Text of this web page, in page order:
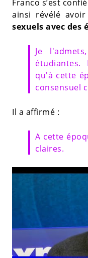
Franco s’est
ainsi révélé
sexuels avec des
Je
qu'à cette
consensuel
Il a affirmé :
A cette
claires.